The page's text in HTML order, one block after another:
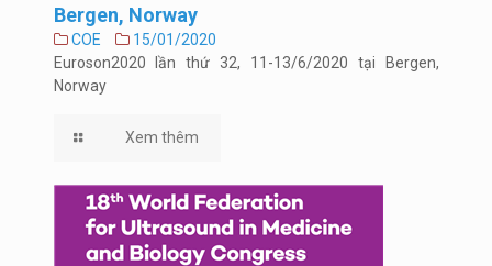
Bergen, Norway
COE
15/01/2020
Euroson2020 lần thứ 32, 11-13/6/2020 tại Bergen,
Norway
Xem thêm